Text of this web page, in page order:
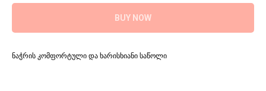
BUY NOW
ნაჭრის კომფორტული და ხარისხიანი საწოლი